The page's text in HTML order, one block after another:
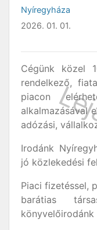
Nyíregyháza
2026. 01. 01.
Cégünk közel
rendelkező,
piacon
alkalmazásával
adózási,
Irodánk
jó közlekedési
Piaci fizetéssel,
barátias